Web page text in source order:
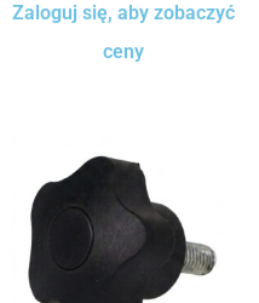
Zaloguj się, aby zobaczyć
ceny